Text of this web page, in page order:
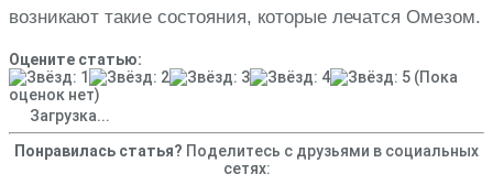
возникают такие состояния, которые лечатся Омезом.
Оцените статью:
(Пока
оценок нет)
Загрузка...
Понравилась статья? Поделитесь с друзьями в социальных
сетях: